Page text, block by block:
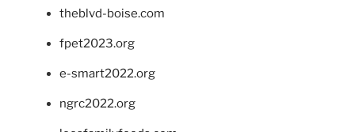
theblvd-boise.com
fpet2023.org
e-smart2022.org
ngrc2022.org